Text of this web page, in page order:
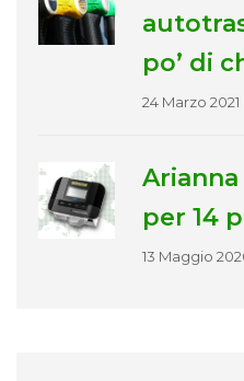
po’ di
24 Marzo 2021
per 14
13 Maggio